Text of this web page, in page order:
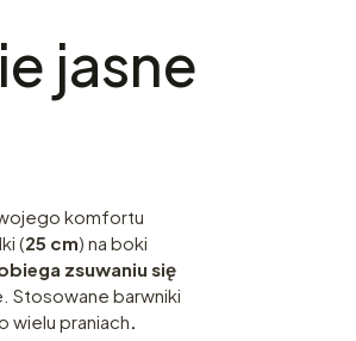
jasne
komfortu
(25 cm) na boki
zsuwaniu się
Stosowane barwniki
wielu praniach.